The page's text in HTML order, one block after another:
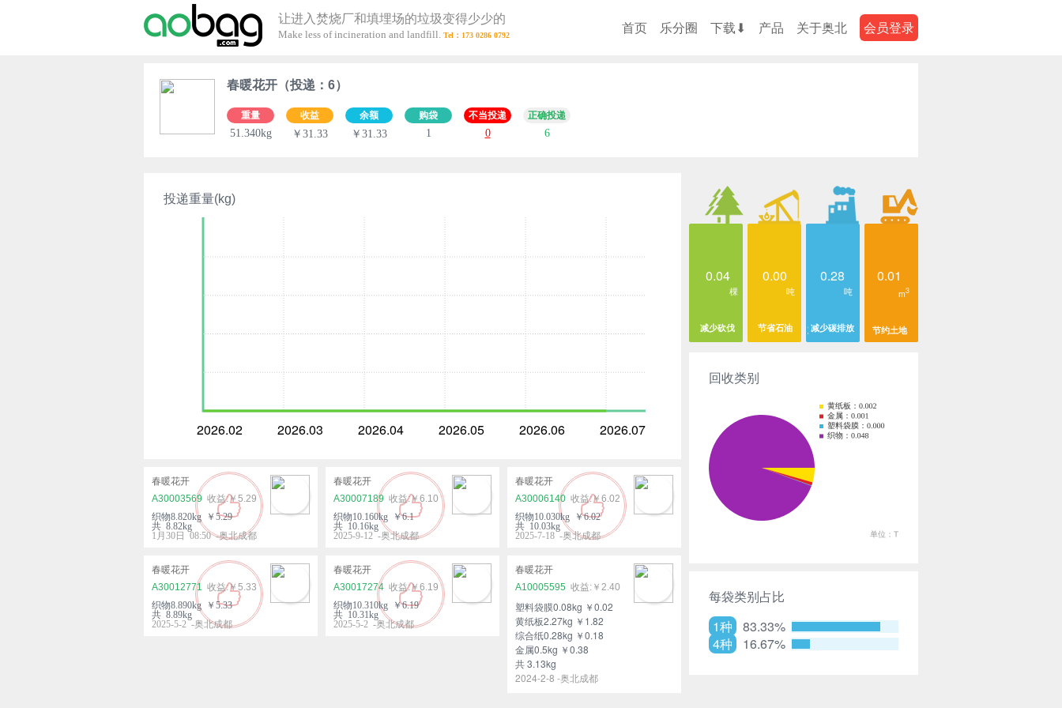
让进入焚烧厂和填埋场的垃圾变得少少的
Make less of incineration and landfill. 首页 乐分圈 下载⬇ 产品 关于奥北 会员登录
春暖花开（投递：6）
重量
51.340kg
收益
￥31.33
余额
￥31.33
购袋
1
不当投递
0
正确投递
6
投递重量(kg)
2026.02 2026.03 2026.04 2026.05 2026.06 2026.07
春暖花开
A30003569
￥5.29
织物8.820kg ￥5.29
共 8.82kg
1月30日 08:50 -奥北成都
春暖花开
A30007189
￥6.10
织物10.160kg ￥6.1
共 10.16kg
2025-9-12 -奥北成都
春暖花开
A30006140
￥6.02
织物10.030kg ￥6.02
共 10.03kg
2025-7-18 -奥北成都
春暖花开
A30012771
￥5.33
织物8.890kg ￥5.33
共 8.89kg
2025-5-2 -奥北成都
春暖花开
A30017274
￥6.19
织物10.310kg ￥6.19
共 10.31kg
2025-5-2 -奥北成都
春暖花开
A10005595
￥2.40
塑料袋膜0.08kg ￥0.02
黄纸板2.27kg ￥1.82
综合纸0.28kg ￥0.18
金属0.5kg ￥0.38
共 3.13kg
2024-2-8 -奥北成都
0.04
棵
减少砍伐
0.00
吨
节省石油
0.28
吨
减少碳排放
0.01
m3
节约土地
回收类别
每袋类别占比
1种
83.33%
4种
16.67%